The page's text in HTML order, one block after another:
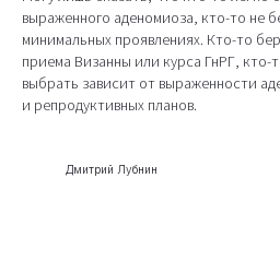
выраженного аденомиоза, кто-то не
минимальных проявлениях. Кто-то
приема Визанны или курса ГнРГ, кто-
выбрать зависит от выраженности
и репродуктивных планов.
Дмитрий Лубнин